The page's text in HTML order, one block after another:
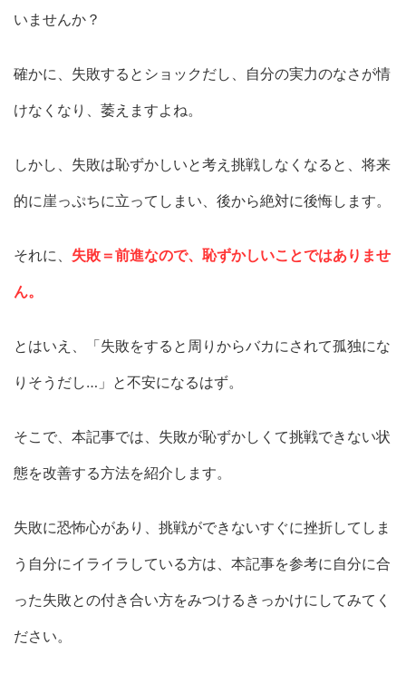
いませんか？
確かに、失敗するとショックだし、自分の実力のなさが情
けなくなり、萎えますよね。
しかし、失敗は恥ずかしいと考え挑戦しなくなると、将来
的に崖っぷちに立ってしまい、後から絶対に後悔します。
それに、 失敗＝前進なので、恥ずかしいことではありませ
ん。
とはいえ、「失敗をすると周りからバカにされて孤独にな
りそうだし…」と不安になるはず。
そこで、本記事では、失敗が恥ずかしくて挑戦できない状
態を改善する方法を紹介します。
失敗に恐怖心があり、挑戦ができないすぐに挫折してしま
う自分にイライラしている方は、本記事を参考に自分に合
った失敗との付き合い方をみつけるきっかけにしてみてく
ださい。